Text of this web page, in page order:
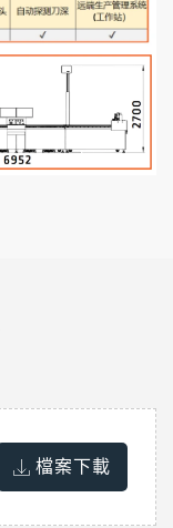
檔案下載